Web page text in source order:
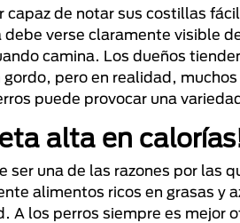
capaz de notar sus costillas
debe verse claramente visible
camina. Los dueños
pero en realidad,
puede provocar una
alta en
ser una de las razones por las
alimentos ricos en grasas y
A los perros siempre es